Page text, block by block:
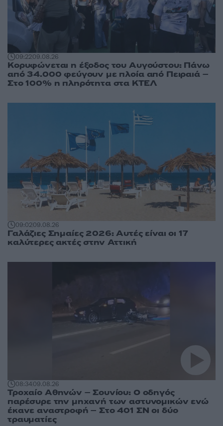
09:2209.08.26
Κορυφώνεται η έξοδος του Αυγούστου: Πάνω
από 34.000 φεύγουν με πλοία από Πειραιά –
Στο 100% η πληρότητα στα ΚΤΕΛ
09:0209.08.26
Γαλάζιες Σημαίες 2026: Αυτές είναι οι 17
καλύτερες ακτές στην Αττική
08:3409.08.26
Τροχαίο Αθηνών – Σουνίου: Ο οδηγός
παρέσυρε την μηχανή των αστυνομικών ενώ
έκανε αναστροφή – Στο 401 ΣΝ οι δύο
τραυματίες